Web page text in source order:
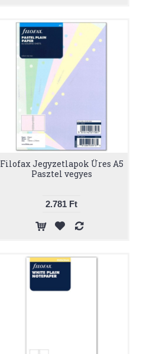
Filofax Jegyzetlapok Üres A5
Pasztel vegyes
2.781 Ft